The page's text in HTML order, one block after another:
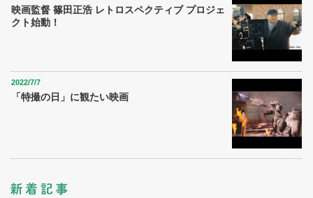
映画監督 篠田正浩 レトロスペクティブ プロジェ
クト始動！
2022/7/7
「特撮の日」に観たい映画